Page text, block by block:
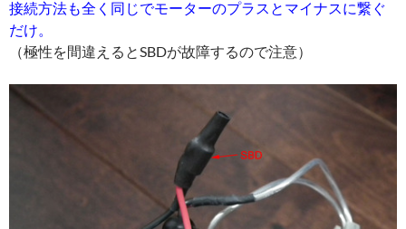
（極性を間違えるとSBDが故障するので注意）